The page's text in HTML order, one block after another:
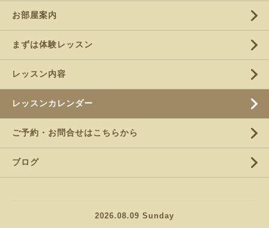
お部屋案内
まずは体験レッスン
レッスン内容
レッスンカレンダー
ご予約・お問合せはこちらから
ブログ
2026.08.09 Sunday